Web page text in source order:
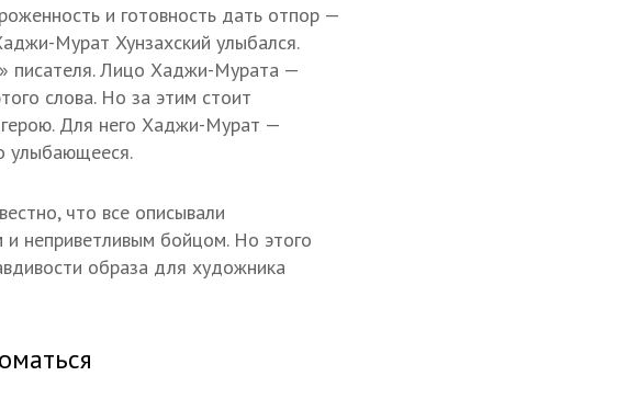
и готовность дать отпор —
Мурат Хунзахский улыбался.
писателя. Лицо Хаджи-Мурата —
слова. Но за этим стоит
Для него Хаджи-Мурат —
улыбающееся.
что все описывали
неприветливым бойцом. Но этого
образа для художника